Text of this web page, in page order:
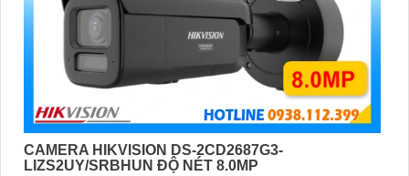
CAMERA HIKVISION DS-2CD2687G3-
LIZS2UY/SRBHUN ĐỘ NÉT 8.0MP